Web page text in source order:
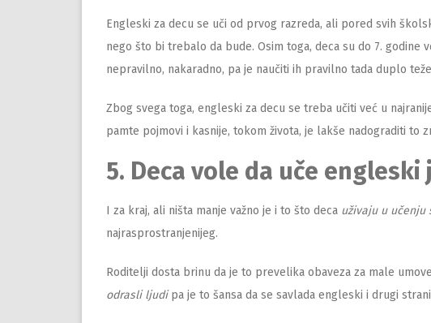
Engleski za decu se uči od prvog razreda, ali pored svih
nego što bi trebalo da bude. Osim toga, deca su do 7. godine
nepravilno, nakaradno, pa je naučiti ih pravilno tada duplo
Zbog svega toga, engleski za decu se treba učiti već u
pamte pojmovi i kasnije, tokom života, je lakše nadograditi to
5. Deca vole da uče engleski
I za kraj, ali ništa manje važno je i to što deca uživaju u učenju
najrasprostranjenijeg.
Roditelji dosta brinu da je to prevelika obaveza za male
odrasli ljudipa je to šansa da se savlada engleski i drugi